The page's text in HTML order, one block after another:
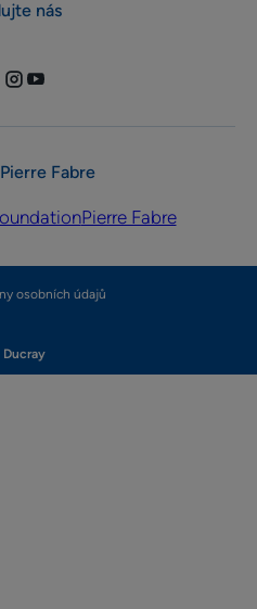
nás
Fabre
Pierre Fabre
osobních údajů